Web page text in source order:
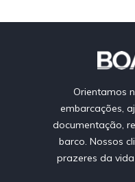
Orientamos
embarcações,
documentação,
barco. Nossos
prazeres da